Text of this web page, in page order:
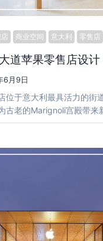
商业空间 意大利 零售店
道苹果零售店设
6月9日
位于意大利最具活力的
古老的Marignoli宫殿带来